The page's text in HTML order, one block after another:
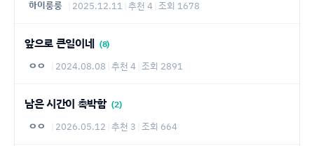
하이룽룽 2025.12.11 추천 4 조회 1678
앞으로 큰일이네 (8)
ㅇㅇ 2024.08.08 추천 4 조회 2891
남은 시간이 촉박함 (2)
ㅇㅇ 2026.05.12 추천 3 조회 664